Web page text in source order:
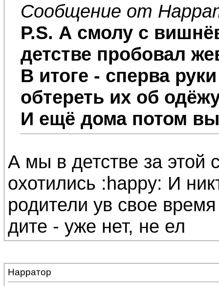
Сообщение от
P.S. А смолу с
детстве пробовал
В итоге - сперва
обтереть их об
И ещё дома потом
А мы в детстве за этой
охотились :happy: И
родители ув свое
дите - уже нет, не ел
Нарратор